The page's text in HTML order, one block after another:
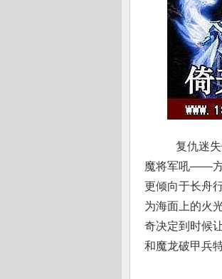
复仇迷失
魔将军吼——方
更倾向于长舟
为海面上的火
奇决定到时候
和魔龙破甲兵